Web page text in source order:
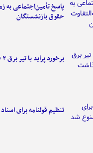
پاسخ تأمین‌اجتماعی به
حقوق بازنشستگان
برخورد پراید با تیر برق ۲ فوتی بر جای گذاشت
تنظیم قولنامه برای